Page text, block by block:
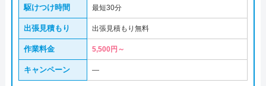
駆けつけ時間 最短30分
出張見積もり 出張見積もり無料
作業料金 5,500円～
キャンペーン ―